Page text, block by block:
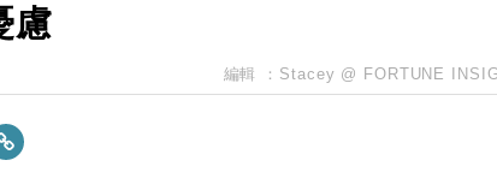
慮
編輯 ： Stacey @ FORTUNE